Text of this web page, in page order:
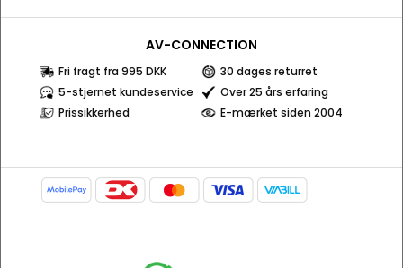
AV-CONNECTION
Fri fragt fra 995 DKK
30 dages returret
5-stjernet kundeservice
Over 25 års erfaring
Prissikkerhed
E-mærket siden 2004